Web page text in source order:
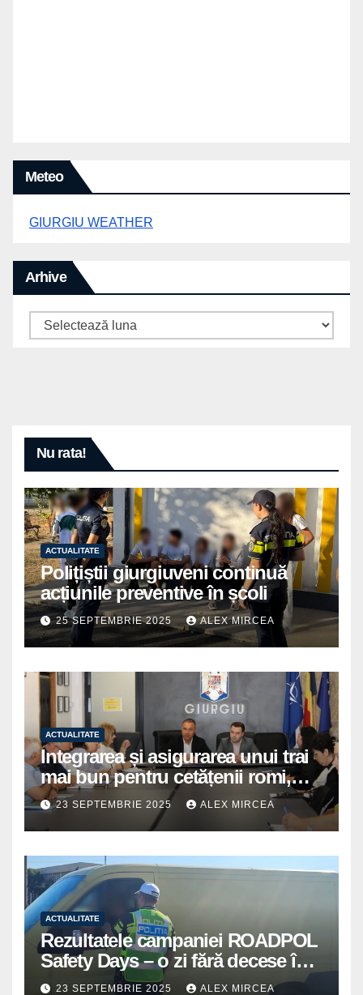
Meteo
GIURGIU WEATHER
Arhive
Arhive
Nu rata!
ACTUALITATE
Polițiștii giurgiuveni continuă
acțiunile preventive în școli
25 SEPTEMBRIE 2025 ALEX MIRCEA
ACTUALITATE
Integrarea și asigurarea unui trai
mai bun pentru cetățenii romi,
prioritate pentru instituțiile
publice giurgiuvene
23 SEPTEMBRIE 2025 ALEX MIRCEA
ACTUALITATE
Rezultatele campaniei ROADPOL
Safety Days – o zi fără decese în
trafic
23 SEPTEMBRIE 2025 ALEX MIRCEA